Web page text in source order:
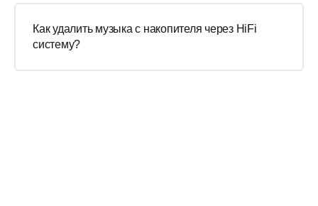
Как удалить музыка с накопителя через HiFi
систему?